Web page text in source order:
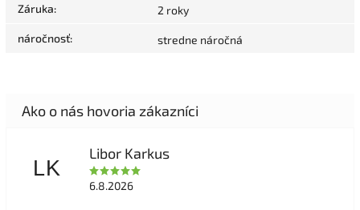
Záruka: 2 roky
náročnosť: stredne náročná
LK
Libor Karkus
6.8.2026